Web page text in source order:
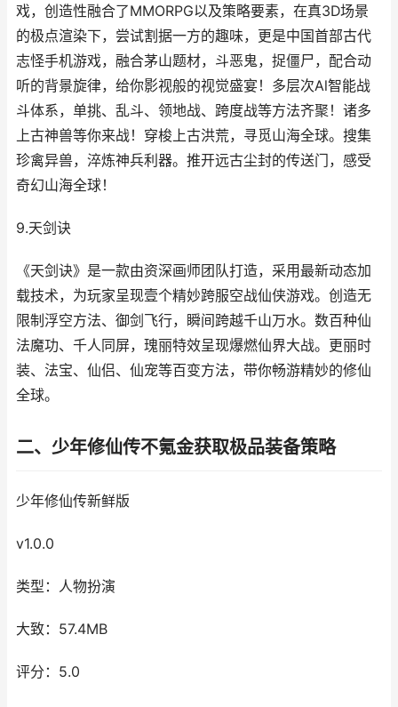
戏，创造性融合了MMORPG以及策略要素，在真3D场景
的极点渲染下，尝试割据一方的趣味，更是中国首部古代
志怪手机游戏，融合茅山题材，斗恶鬼，捉僵尸，配合动
听的背景旋律，给你影视般的视觉盛宴！多层次Al智能战
斗体系，单挑、乱斗、领地战、跨度战等方法齐聚！诸多
上古神兽等你来战！穿梭上古洪荒，寻觅山海全球。搜集
珍禽异兽，淬炼神兵利器。推开远古尘封的传送门，感受
奇幻山海全球！
9.天剑诀
《天剑诀》是一款由资深画师团队打造，采用最新动态加
载技术，为玩家呈现壹个精妙跨服空战仙侠游戏。创造无
限制浮空方法、御剑飞行，瞬间跨越千山万水。数百种仙
法魔功、千人同屏，瑰丽特效呈现爆燃仙界大战。更丽时
装、法宝、仙侣、仙宠等百变方法，带你畅游精妙的修仙
全球。
二、少年修仙传不氪金获取极品装备策略
少年修仙传新鲜版
v1.0.0
类型：人物扮演
大致：57.4MB
评分：5.0